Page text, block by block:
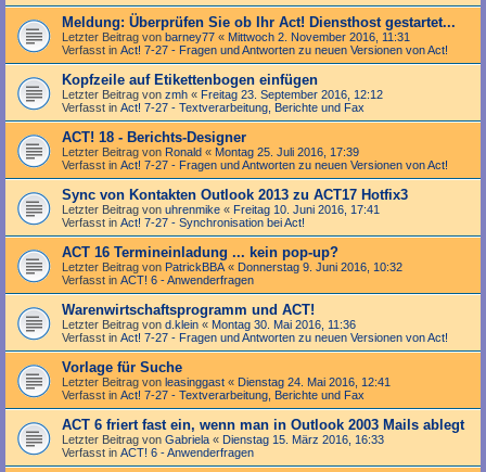
Meldung: Überprüfen Sie ob Ihr Act! Diensthost gestartet...
Letzter Beitrag von barney77 « Mittwoch 2. November 2016, 11:31
Verfasst in Act! 7-27 - Fragen und Antworten zu neuen Versionen von Act!
Kopfzeile auf Etikettenbogen einfügen
Letzter Beitrag von zmh « Freitag 23. September 2016, 12:12
Verfasst in Act! 7-27 - Text­­ver­arbei­tung, Berichte und Fax
ACT! 18 - Berichts-Designer
Letzter Beitrag von Ronald « Montag 25. Juli 2016, 17:39
Verfasst in Act! 7-27 - Fragen und Antworten zu neuen Versionen von Act!
Sync von Kontakten Outlook 2013 zu ACT17 Hotfix3
Letzter Beitrag von uhrenmike « Freitag 10. Juni 2016, 17:41
Verfasst in Act! 7-27 - Synchronisation bei Act!
ACT 16 Termineinladung ... kein pop-up?
Letzter Beitrag von PatrickBBA « Donnerstag 9. Juni 2016, 10:32
Verfasst in ACT! 6 - Anwender­fragen
Warenwirtschaftsprogramm und ACT!
Letzter Beitrag von d.klein « Montag 30. Mai 2016, 11:36
Verfasst in Act! 7-27 - Fragen und Antworten zu neuen Versionen von Act!
Vorlage für Suche
Letzter Beitrag von leasinggast « Dienstag 24. Mai 2016, 12:41
Verfasst in Act! 7-27 - Text­­ver­arbei­tung, Berichte und Fax
ACT 6 friert fast ein, wenn man in Outlook 2003 Mails ablegt
Letzter Beitrag von Gabriela « Dienstag 15. März 2016, 16:33
Verfasst in ACT! 6 - Anwender­fragen